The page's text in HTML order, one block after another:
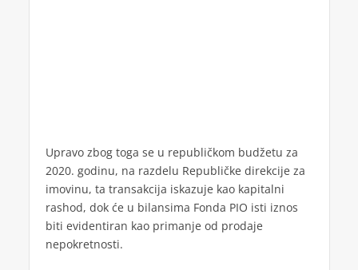
Upravo zbog toga se u republičkom budžetu za
2020. godinu, na razdelu Republičke direkcije za
imovinu, ta transakcija iskazuje kao kapitalni
rashod, dok će u bilansima Fonda PIO isti iznos
biti evidentiran kao primanje od prodaje
nepokretnosti.